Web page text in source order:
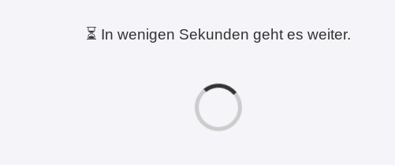
⏳ In wenigen Sekunden geht es weiter.